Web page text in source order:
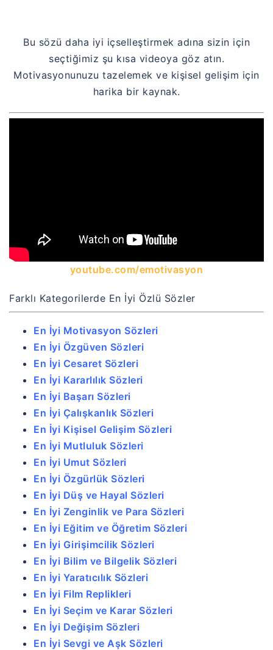
Bu sözü daha iyi içselleştirmek adına sizin için
seçtiğimiz şu kısa videoya göz atın.
Motivasyonunuzu tazelemek ve kişisel gelişim için
harika bir kaynak.
youtube.com/emotivasyon
Farklı Kategorilerde En İyi Özlü Sözler
En İyi Motivasyon Sözleri
En İyi Özgüven Sözleri
En İyi Cesaret Sözleri
En İyi Kararlılık Sözleri
En İyi Başarı Sözleri
En İyi Çalışkanlık Sözleri
En İyi Kişisel Gelişim Sözleri
En İyi Mutluluk Sözleri
En İyi Umut Sözleri
En İyi Özgürlük Sözleri
En İyi Düş ve Hayal Sözleri
En İyi Zenginlik ve Para Sözleri
En İyi Eğitim ve Öğretim Sözleri
En İyi Girişimcilik Sözleri
En İyi Bilim ve Bilgelik Sözleri
En İyi Yaratıcılık Sözleri
En İyi Film Replikleri
En İyi Seçim ve Karar Sözleri
En İyi Değişim Sözleri
En İyi Sevgi ve Aşk Sözleri